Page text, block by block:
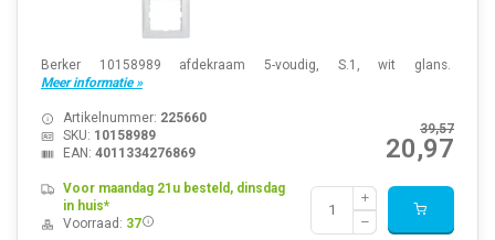
Berker 10158989 afdekraam 5-voudig, S.1, wit glans.
Meer informatie »
39,57
20,97
Artikelnummer: 225660
SKU: 10158989
EAN: 4011334276869
Voor maandag 21u besteld, dinsdag
in huis*
Voorraad: 37